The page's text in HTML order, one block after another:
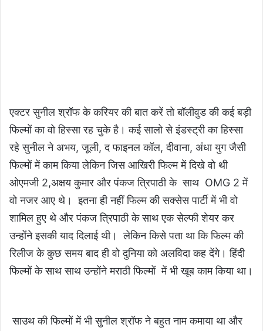
एक्टर सुनील श्रॉफ के करियर की बात करें तो बॉलीवुड की कई बड़ी
फिल्मों का वो हिस्सा रह चुके है। कई सालो से इंडस्ट्री का हिस्सा
रहे सुनील ने अभय, जूली, द फाइनल कॉल, दीवाना, अंधा युग जैसी
फिल्मों में काम किया लेकिन जिस आखिरी फिल्म में दिखे वो थी
ओएमजी 2,अक्षय कुमार और पंकज त्रिपाठी के साथ OMG 2 में
वो नजर आए थे। इतना ही नहीं फिल्म की सक्सेस पार्टी में भी वो
शामिल हुए थे और पंकज त्रिपाठी के साथ एक सेल्फी शेयर कर
उन्होंने इसकी याद दिलाई थी। लेकिन किसे पता था कि फिल्म की
रिलीज के कुछ समय बाद ही वो दुनिया को अलविदा कह देंगे। हिंदी
फिल्मों के साथ साथ उन्होंने मराठी फिल्मों में भी खूब काम किया था।
साउथ की फिल्मों में भी सुनील श्रॉफ ने बहुत नाम कमाया था और